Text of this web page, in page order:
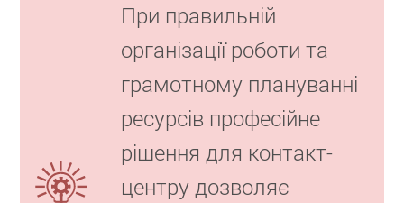
При правильній
організації роботи та
грамотному плануванні
ресурсів професійне
рішення для контакт-
центру дозволяє